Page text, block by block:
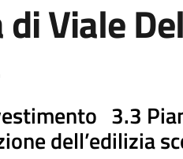
Viale
3.3
dell’edilizia